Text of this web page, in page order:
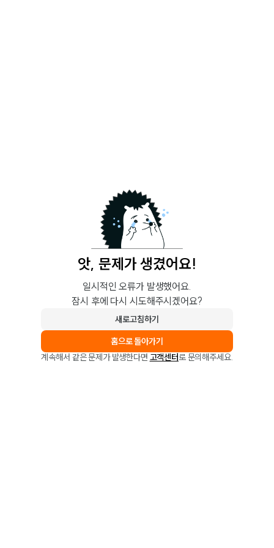
앗, 문제가 생겼어요!
일시적인 오류가 발생했어요.
잠시 후에 다시 시도해주시겠어요?
새로고침하기
홈으로 돌아가기
계속해서 같은 문제가 발생한다면 고객센터로 문의해주세요.